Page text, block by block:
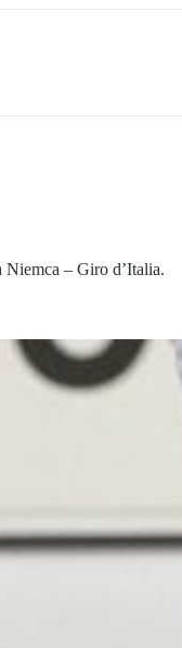
Niemca – Giro d’Italia.